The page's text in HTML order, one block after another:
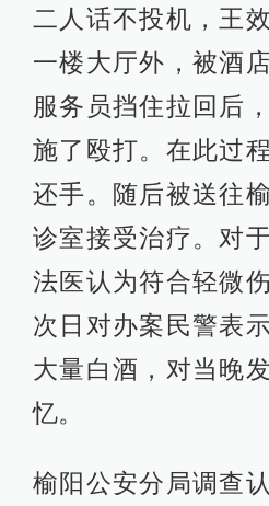
二人话不投机，王
一楼大厅外，被酒
服务员挡住拉回后
施了殴打。在此过
还手。随后被送往
诊室接受治疗。对
法医认为符合轻微
次日对办案民警表
大量白酒，对当晚
忆。
榆阳公安分局调查